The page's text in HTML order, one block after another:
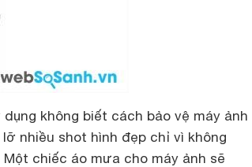
không biết cách bảo vệ máy ảnh
nhiều shot hình đẹp chỉ vì không
chiếc áo mưa cho máy ảnh sẽ